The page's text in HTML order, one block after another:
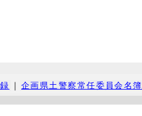
｜ 企画県土警察常任委員会名簿